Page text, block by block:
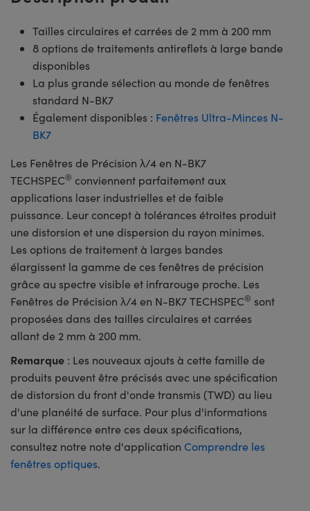
Tailles circulaires et carrées de 2 mm à 200 mm
8 options de traitements antireflets à large bande
disponibles
La plus grande sélection au monde de fenêtres
standard N-BK7
Également disponibles : Fenêtres Ultra-Minces N-
BK7
Les Fenêtres de Précision λ/4 en N-BK7
TECHSPEC® conviennent parfaitement aux
applications laser industrielles et de faible
puissance. Leur concept à tolérances étroites produit
une distorsion et une dispersion du rayon minimes.
Les options de traitement à larges bandes
élargissent la gamme de ces fenêtres de précision
grâce au spectre visible et infrarouge proche. Les
Fenêtres de Précision λ/4 en N-BK7 TECHSPEC® sont
proposées dans des tailles circulaires et carrées
allant de 2 mm à 200 mm.
Remarque : Les nouveaux ajouts à cette famille de
produits peuvent être précisés avec une spécification
de distorsion du front d'onde transmis (TWD) au lieu
d'une planéité de surface. Pour plus d'informations
sur la différence entre ces deux spécifications,
consultez notre note d'application Comprendre les
fenêtres optiques.